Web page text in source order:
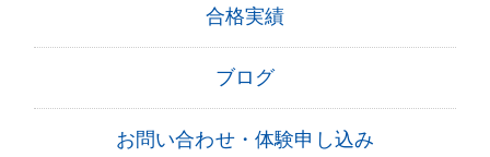
合格実績
ブログ
お問い合わせ・体験申し込み